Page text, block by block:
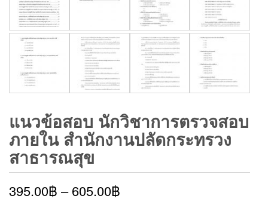
แนวข้อสอบ นักวิชาการตรวจสอบ
ภายใน สำนักงานปลัดกระทรวง
สาธารณสุข
395.00฿ –605.00฿